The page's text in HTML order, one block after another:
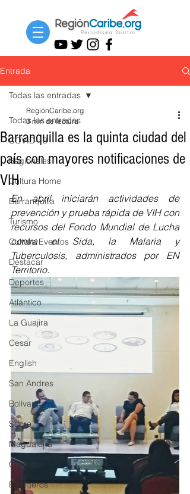
Entrada
Todas las entradas
COVID-19
Regionales
Cultura Home
Barranquilla
Turismo
Cultura Eventos
Destacar
Deportes
Atlántico
La Guajira
Cesar
English
San Andres
Bolívar
Sucre
Magdalena
Córdoba
Bloggeros
Todas las entradas
Barranquilla es la quinta ciudad del
país con mayores notificaciones de
VIH
RegiónCaribe.org
3 min de lectura
En abril iniciarán actividades de
prevención y prueba rápida de VIH con
recursos del Fondo Mundial de Lucha
contra el Sida, la Malaria y
Tuberculosis, administrados por EN
Territorio.